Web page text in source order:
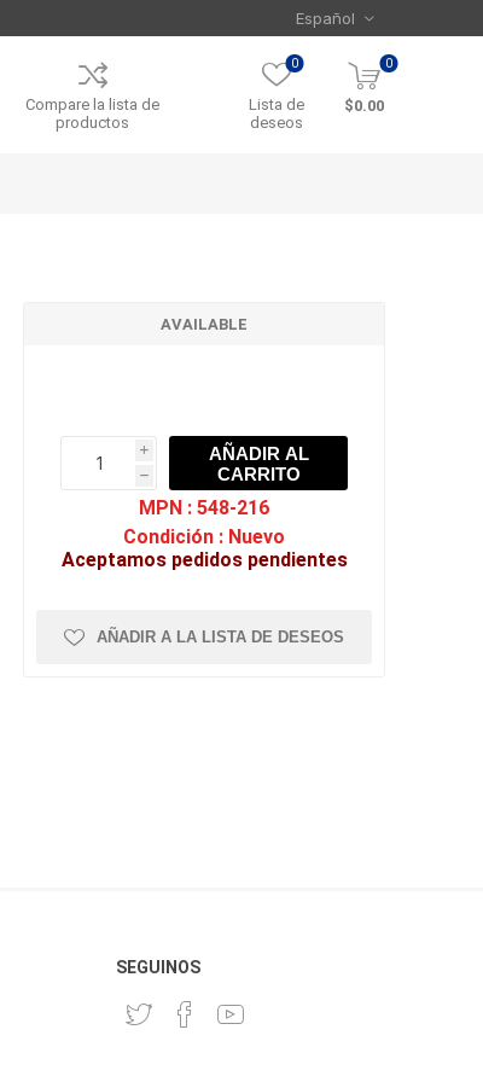
Compare la lista de
productos
Lista de
deseos
0 0
$0.00
AVAILABLE
i
h
h
AÑADIR AL
CARRITO
MPN :548-216
Condición : Nuevo
Aceptamos pedidos pendientes
AÑADIR A LA LISTA DE DESEOS
SEGUINOS